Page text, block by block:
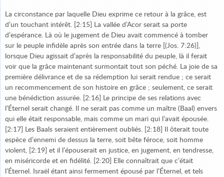
La circonstance par laquelle Dieu exprime ce retour à la grâce, est
d’un touchant intérêt. [2:15] La vallée d’Acor serait sa porte
d’espérance. Là où le jugement de Dieu avait commencé à tomber
sur le peuple infidèle après son entrée dans la terre [(Jos. 7:26)],
lorsque Dieu agissait d’après la responsabilité du peuple, là il ferait
voir que la grâce maintenant surmontait tout son péché. La joie de sa
première délivrance et de sa rédemption lui serait rendue ; ce serait
un recommencement de son histoire en grâce ; seulement, ce serait
une bénédiction assurée. [2:16] Le principe de ses relations avec
l’Éternel serait changé. Il ne serait pas comme un maître (Baal) envers
qui elle était responsable, mais comme un mari qui l’avait épousée.
[2:17] Les Baals seraient entièrement oubliés. [2:18] Il ôterait toute
espèce d’ennemi de dessus la terre, soit bête féroce, soit homme
violent, [2:19] et il l’épouserait en justice, en jugement, en tendresse,
en miséricorde et en fidélité. [2:20] Elle connaîtrait que c’était
l’Éternel. Israël étant ainsi fermement épousé par l’Éternel, et tels